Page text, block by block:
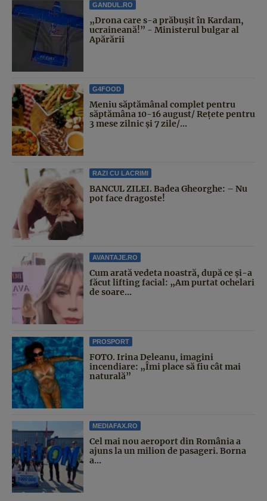
GANDUL.RO
„Drona care s-a prăbușit în Kardam,
ucraineană!” - Ministerul bulgar al
Apărării
G4FOOD
Meniu săptămânal complet pentru
săptămâna 10-16 august/ Rețete pentru
3 mese zilnic și 7 zile/...
RAZI CU LACRIMI
BANCUL ZILEI. Badea Gheorghe: – Nu
pot face dragoste!
AVANTAJE.RO
Cum arată vedeta noastră, după ce și-a
făcut lifting facial: „Am purtat ochelari
de soare...
PROSPORT
FOTO. Irina Deleanu, imagini
incendiare: „Îmi place să fiu cât mai
naturală”
MEDIAFAX.RO
Cel mai nou aeroport din România a
ajuns la un milion de pasageri. Borna
a...